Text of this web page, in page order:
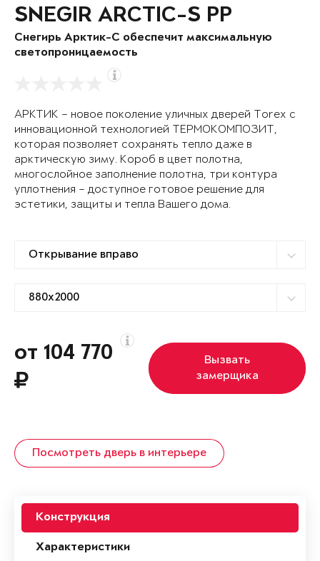
SNEGIR ARCTIC-S PP
Снегирь Арктик-С обеспечит максимальную
светопроницаемость
АРКТИК – новое поколение уличных дверей Torex с
инновационной технологией ТЕРМОКОМПОЗИТ,
которая позволяет сохранять тепло даже в
арктическую зиму. Короб в цвет полотна,
многослойное заполнение полотна, три контура
уплотнения – доступное готовое решение для
эстетики, защиты и тепла Вашего дома.
от 104 770
Вызвать
замерщика
Посмотреть дверь в интерьере
Конструкция
Характеристики